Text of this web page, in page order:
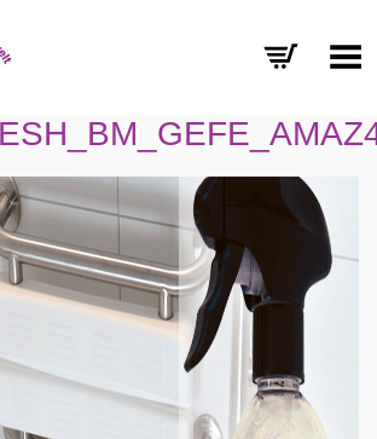
Menü umschalten